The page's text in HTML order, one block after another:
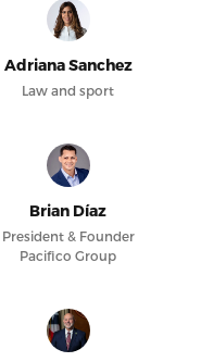
Adriana Sanchez
Law and sport
Brian Díaz
President & Founder
Pacifico Group